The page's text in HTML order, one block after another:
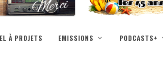
À PROJETS EMISSIONS PODCASTS+